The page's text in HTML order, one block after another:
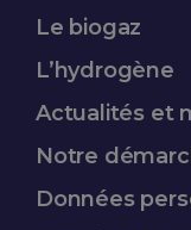
Le biogaz
L’hydrogène
Actualités et
Notre
Données